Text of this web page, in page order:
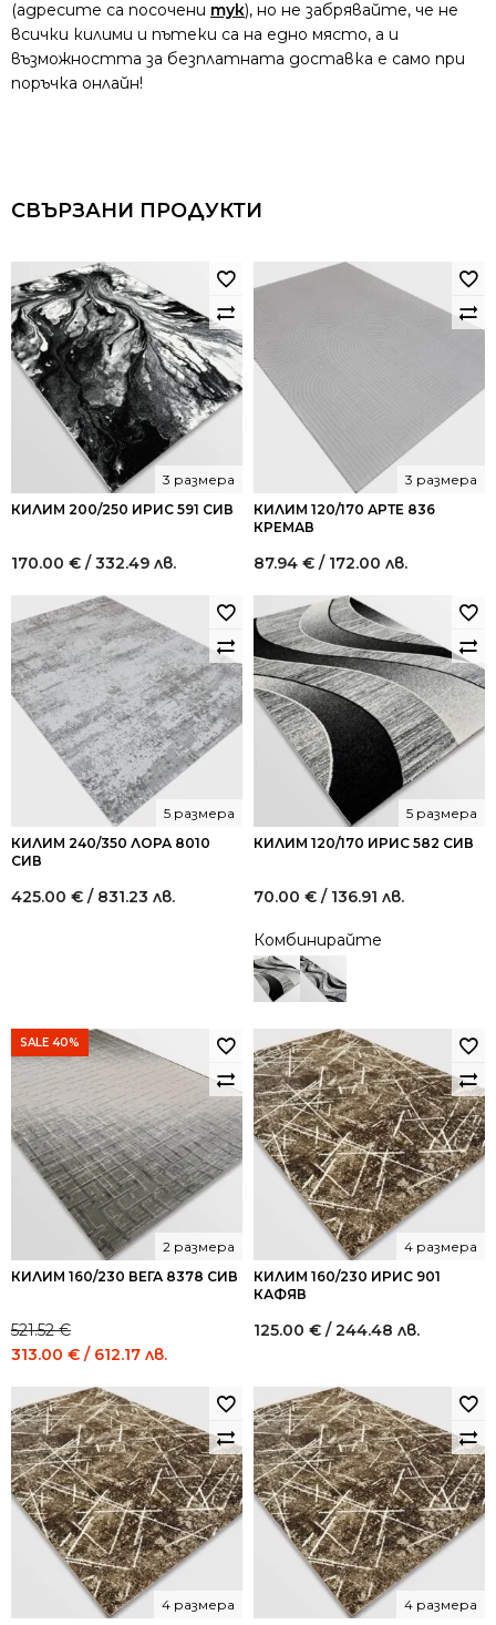
(адресите са посочени тук), но не забрявайте, че не
всички килими и пътеки са на едно място, а и
възможността за безплатната доставка е само при
поръчка онлайн!
СВЪРЗАНИ ПРОДУКТИ
КИЛИМ 200/250 ИРИС 591 СИВ
3 размера
170.00 € / 332.49 лв.
КИЛИМ 120/170 АРТЕ 836
КРЕМАВ
3 размера
87.94 € / 172.00 лв.
КИЛИМ 240/350 ЛОРА 8010
СИВ
5 размера
425.00 € / 831.23 лв.
КИЛИМ 120/170 ИРИС 582 СИВ
5 размера
70.00 € / 136.91 лв.
Комбинирайте
SALE 40%
КИЛИМ 160/230 ВЕГА 8378 СИВ
2 размера
521.52€
Original
was:
521.52 €
/
1,020.00
лв..
313.00 € / 612.17 лв.
313.00 €
/
612.17
лв..
КИЛИМ 160/230 ИРИС 901
КАФЯВ
4 размера
125.00 € / 244.48 лв.
4 размера 4 размера